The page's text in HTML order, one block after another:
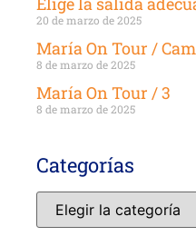
20 de marzo de 2025
María On Tour /
8 de marzo de 2025
María On Tour / 3
8 de marzo de 2025
Categorías